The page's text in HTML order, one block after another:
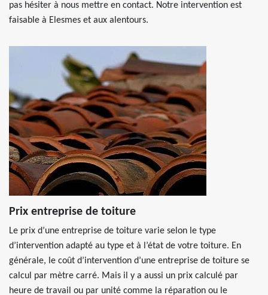
pas hésiter à nous mettre en contact. Notre intervention est
faisable à Elesmes et aux alentours.
Prix entreprise de toiture
Le prix d’une entreprise de toiture varie selon le type
d’intervention adapté au type et à l’état de votre toiture. En
générale, le coût d’intervention d’une entreprise de toiture se
calcul par mètre carré. Mais il y a aussi un prix calculé par
heure de travail ou par unité comme la réparation ou le